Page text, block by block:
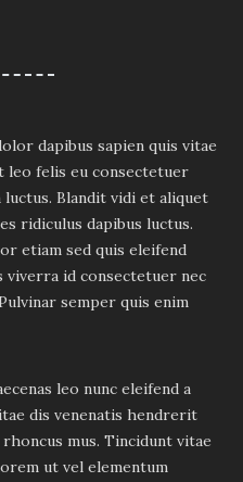
dapibus sapien quis vitae
leo felis eu consectetuer
luctus. Blandit vidi et aliquet
ridiculus dapibus luctus.
etiam sed quis eleifend
viverra id consectetuer nec
semper quis enim
leo nunc eleifend a
dis venenatis hendrerit
mus. Tincidunt vitae
ut vel elementum